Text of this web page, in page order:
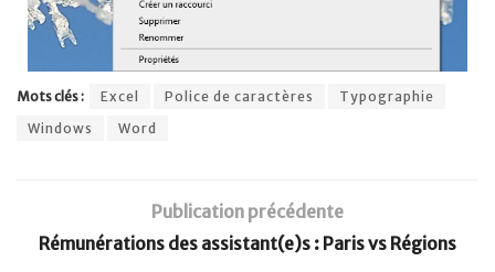
Mots clés : Excel Police de caractères
Typographie
Windows
Word
Publication précédente
Rémunérations des assistant(e)s : Paris vs Régions